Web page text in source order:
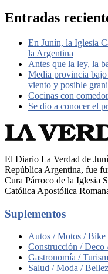
Entradas
En Junín, la Iglesia
la Argentina
Antes que la ley, la
Media provincia bajo
viento y posible
Cocinas con
Se dio a conocer el
El Diario La Verdad de
República Argentina, fue
Cura Párroco de la Iglesia
Católica Apostólica
Suplementos
Autos / Motos / Bike
Construcción / Deco
Gastronomía /
Salud / Moda /